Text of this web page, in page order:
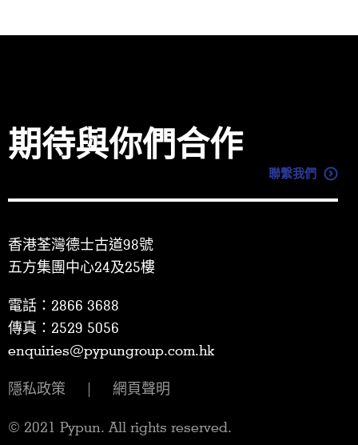
期待與你們合作
聯繫我們
香港荃灣德士古道98號
五方集團中心24及25樓
電話：2866 3688
傳真：2529 5056
enquiries@pypungroup.com.hk
隱私政策 網頁聲明
© 2021 Pypun. All rights reserved.